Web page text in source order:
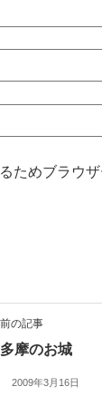
ためブラウ
前の記事
多摩のお城
2009年3月16日